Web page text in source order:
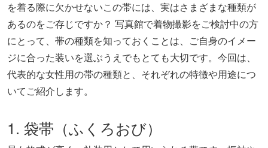
を着る際に欠かせないこの帯には、実はさまざまな種類が
あるのをご存じですか？ 写真館で着物撮影をご検討中の方
にとって、帯の種類を知っておくことは、ご自身のイメー
ジに合った装いを選ぶうえでもとても大切です。今回は、
代表的な女性用の帯の種類と、それぞれの特徴や用途につ
いてご紹介します。
1. 袋帯（ふくろおび）